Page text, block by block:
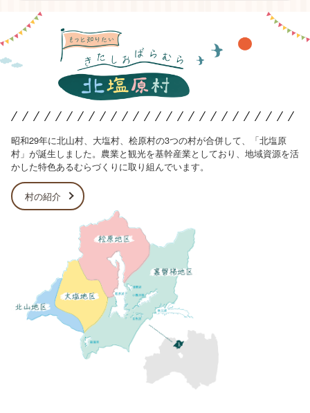
昭和29年に北山村、大塩村、桧原村の3つの村が合併して、「北塩原
村」が誕生しました。農業と観光を基幹産業としており、地域資源を活
かした特色あるむらづくりに取り組んでいます。
村の紹介